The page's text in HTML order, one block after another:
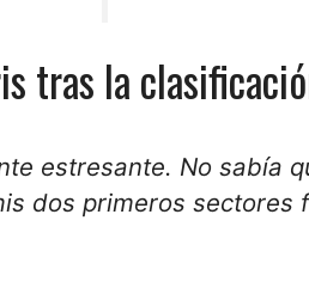
tras la
estresante. No sabía
dos primeros sectores